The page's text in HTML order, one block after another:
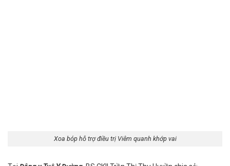
Xoa bóp hỗ trợ điều trị Viêm quanh khớp vai